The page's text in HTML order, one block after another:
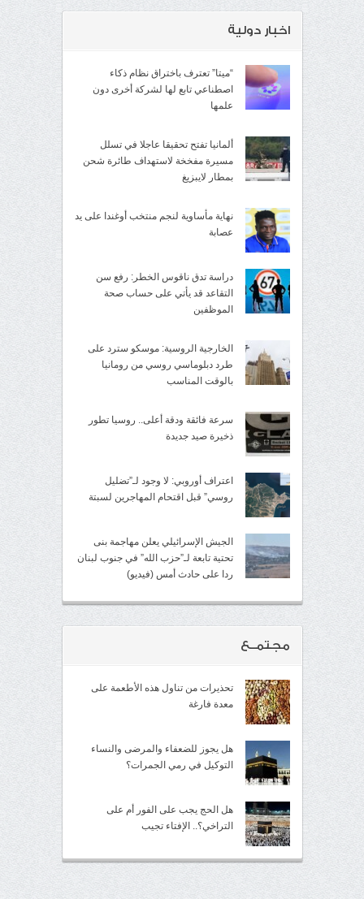
اخبار دولية
“ميتا” تعترف باختراق نظام ذكاء
اصطناعي تابع لها لشركة أخرى دون
علمها
ألمانيا تفتح تحقيقا عاجلا في تسلل
مسيرة مفخخة لاستهداف طائرة شحن
بمطار لايبزيغ
نهاية مأساوية لنجم منتخب أوغندا على يد
عصابة
دراسة تدق ناقوس الخطر: رفع سن
التقاعد قد يأتي على حساب صحة
الموظفين
الخارجية الروسية: موسكو سترد على
طرد دبلوماسي روسي من رومانيا
بالوقت المناسب
سرعة فائقة ودقة أعلى.. روسيا تطور
ذخيرة صيد جديدة
اعتراف أوروبي: لا وجود لـ”تضليل
روسي” قبل اقتحام المهاجرين لسبتة
الجيش الإسرائيلي يعلن مهاجمة بنى
تحتية تابعة لـ”حزب الله” في جنوب لبنان
ردا على حادث أمس (فيديو)
مجتمــع
تحذيرات من تناول هذه الأطعمة على
معدة فارغة
هل يجوز للضعفاء والمرضى والنساء
التوكيل في رمي الجمرات؟
هل الحج يجب على الفور أم على
التراخي؟.. الإفتاء تجيب